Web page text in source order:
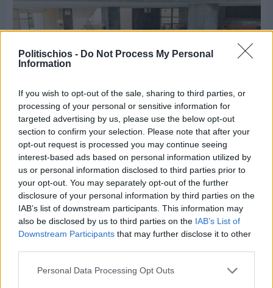
Politischios - Do Not Process My Personal
Information
If you wish to opt-out of the sale, sharing to third parties, or
processing of your personal or sensitive information for
targeted advertising by us, please use the below opt-out
section to confirm your selection. Please note that after your
opt-out request is processed you may continue seeing
interest-based ads based on personal information utilized by
us or personal information disclosed to third parties prior to
your opt-out. You may separately opt-out of the further
disclosure of your personal information by third parties on the
IAB’s list of downstream participants. This information may
also be disclosed by us to third parties on the IAB’s List of
Downstream Participants that may further disclose it to other
Personal Data Processing Opt Outs
CHIOS FORUM: CHOICES- Πλήθος κόσμου
κατέκλυσε το Ομήρειο για την μεγάλη
διοργάνωση